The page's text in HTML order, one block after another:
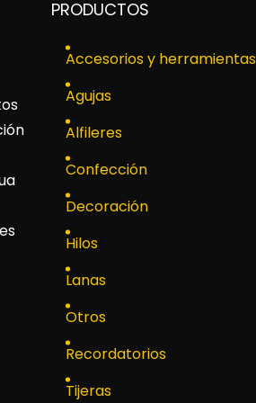
PRODUCTOS
Accesorios y herramientas
Agujas
Alfileres
Confección
Decoración
Hilos
Lanas
Otros
Recordatorios
Tijeras